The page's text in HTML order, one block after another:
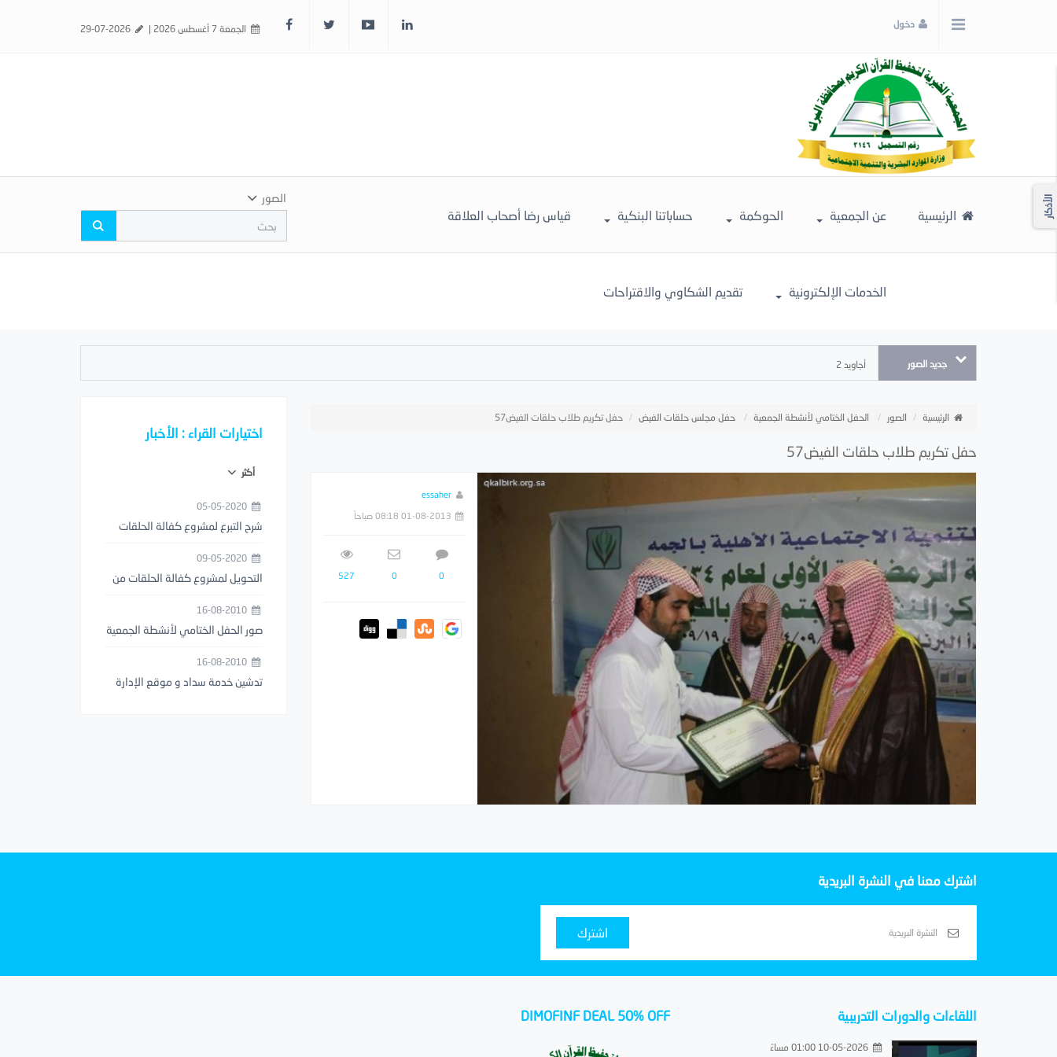
الجمعة 7 أغسطس 2026 | دخول
الرئيسية عن الجمعية الحوكمة حساباتنا البنكية قياس رضا أصحاب العلاقة
الخدمات الإلكترونية تقديم الشكاوي والاقتراحات
الصور
جديد الصور أجاويد 2
الأذكار
الرئيسية الصور الحفل الختامي لأنشطة الجمعية حفل مجلس حلقات الفيض حفل تكريم طلاب حلقات الفيض57
حفل تكريم طلاب حلقات الفيض57
essaher
01-08-2013 08:18 صباحاً
0
0
527
اختيارات القراء : الأخبار
أكثر
05-05-2020
شرح التبرع لمشروع كفالة الحلقات
09-05-2020
التحويل لمشروع كفالة الحلقات من
16-08-2010
صور الحفل الختامي لأنشطة الجمعية
16-08-2010
تدشين خدمة سداد و موقع الإدارة
اشترك معنا في النشرة البريدية
اشترك
اللقاءات والدورات التدريبية DIMOFINF DEAL 50% OFF